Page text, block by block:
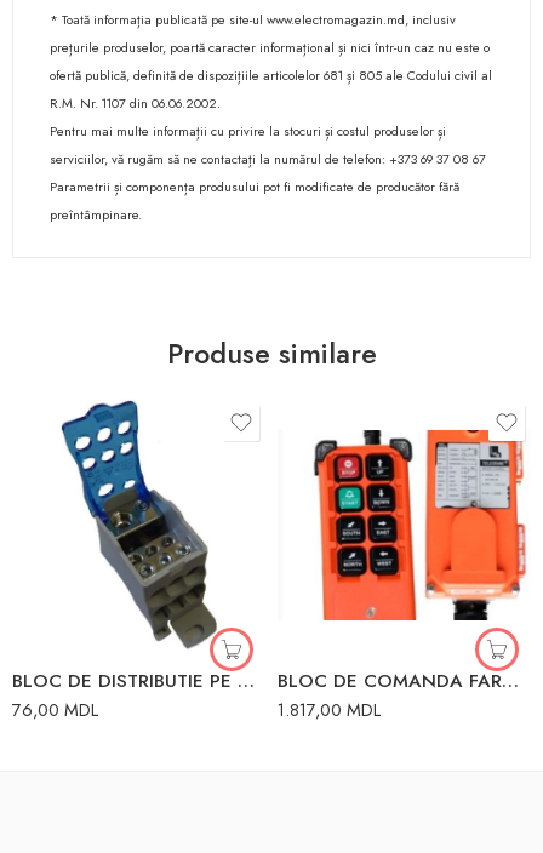
* Toată informația publicată pe site-ul www.electromagazin.md, inclusiv
prețurile produselor, poartă caracter informațional și nici într-un caz nu este o
ofertă publică, definită de dispozițiile articolelor 681 și 805 ale Codului civil al
R.M. Nr. 1107 din 06.06.2002.
Pentru mai multe informații cu privire la stocuri și costul produselor și
serviciilor, vă rugăm să ne contactați la numărul de telefon: +373 69 37 08 67
Parametrii și componența produsului pot fi modificate de producător fără
preîntâmpinare.
Produse similare
BLOC DE DISTRIBUTIE PE DIN 1P 125A(1X35+1X16/6X16) MEGAWATT
76,00 MDL
BLOC DE COMANDA FARA FIR PENTRU TELFER 220V
1.817,00 MDL